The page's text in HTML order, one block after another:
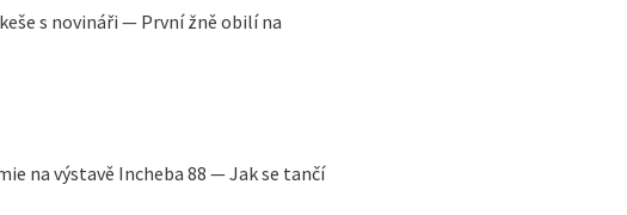
s novináři — První žně obilí na
na výstavě Incheba 88 — Jak se tančí